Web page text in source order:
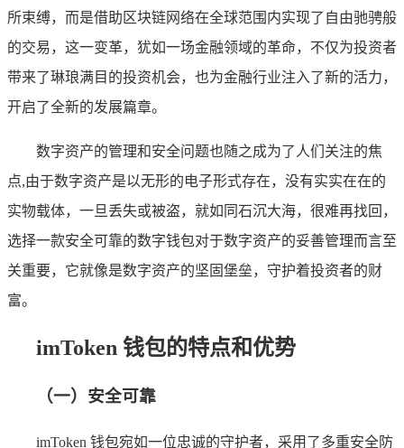
所束缚，而是借助区块链网络在全球范围内实现了自由驰骋般
的交易，这一变革，犹如一场金融领域的革命，不仅为投资者
带来了琳琅满目的投资机会，也为金融行业注入了新的活力，
开启了全新的发展篇章。
数字资产的管理和安全问题也随之成为了人们关注的焦
点,由于数字资产是以无形的电子形式存在，没有实实在在的
实物载体，一旦丢失或被盗，就如同石沉大海，很难再找回，
选择一款安全可靠的数字钱包对于数字资产的妥善管理而言至
关重要，它就像是数字资产的坚固堡垒，守护着投资者的财
富。
imToken 钱包的特点和优势
（一）安全可靠
imToken 钱包宛如一位忠诚的守护者，采用了多重安全防